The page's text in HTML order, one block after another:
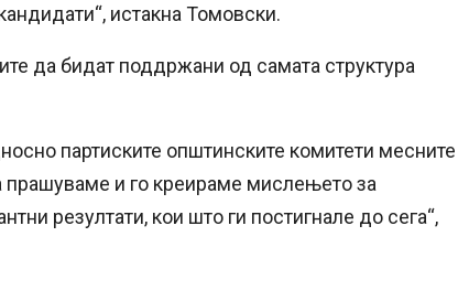
истакна Томовски.
да бидат поддржани од самата структура
партиските општинските комитети месните
прашуваме и го креираме мислењето за
резултати, кои што ги постигнале до сега“,